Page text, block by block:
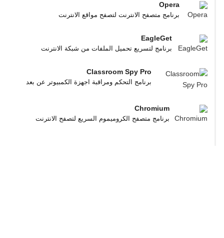
Opera
برنامج متصفح الانترنت لتصفح مواقع الانترنت
EagleGet
برنامج لتسريع تحميل الملفات من شبكة الانترنت
Classroom Spy Pro
برنامج التحكم ومراقبة اجهزة الكمبيوتر عن بعد
Chromium
برنامج متصفح الكروميموم السريع لتصفح الانترنت